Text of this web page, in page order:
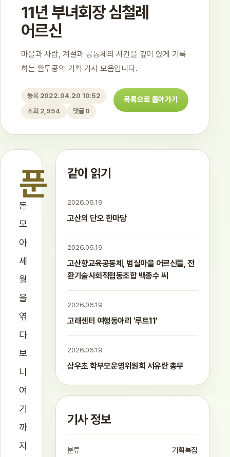
11년 부녀회장 심철례
어르신
마을과 사람, 계절과 공동체의 시간을 깊이 있게 기록
하는 완두콩의 기획 기사 모음입니다.
등록 2022.04.20 10:52
조회 2,954
댓글 0
목록으로 돌아가기
푼
돈
모
아
세
월
을
엮
다
보
니
여
기
까
지
같이 읽기
2026.06.19
고산의 단오 한마당
2026.06.19
고산향교육공동체, 범실마을 어르신들, 전
환기술사회적협동조합 백종수 씨
2026.06.19
고래센터 여행동아리 '루트11'
2026.06.19
삼우초 학부모운영위원회 서유란 총무
기사 정보
분류 기획특집